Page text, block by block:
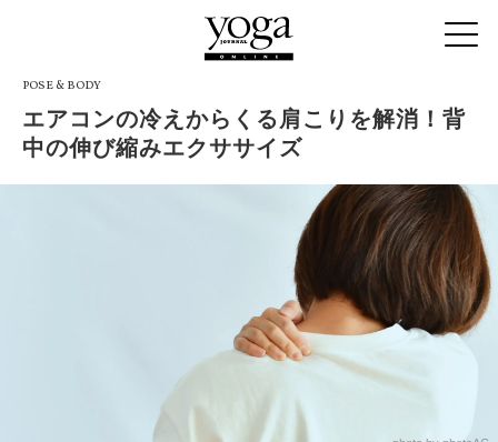
POSE & BODY
エアコンの冷えからくる肩こりを解消！背
中の伸び縮みエクササイズ